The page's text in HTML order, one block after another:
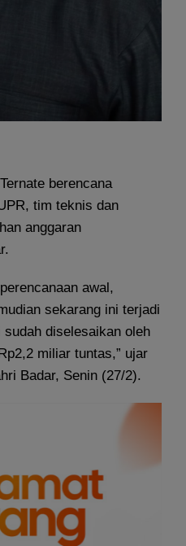
berencana
tim teknis dan
anggaran
awal,
sekarang ini terjadi
sudah diselesaikan oleh
miliar tuntas,” ujar
Badar, Senin (27/2).